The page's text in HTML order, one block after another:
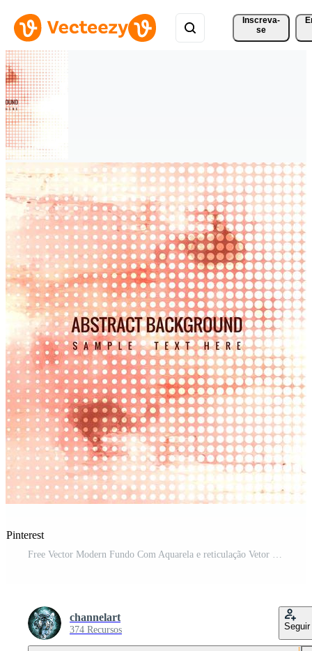
Inscreva-
se
Pinterest
channelart
374 Recursos Seguir